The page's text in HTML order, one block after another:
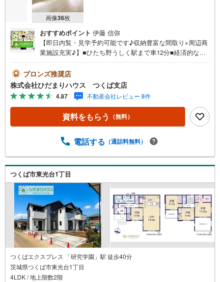
画像36枚
おすすめポイント 伊藤 信弥
【即日内覧・見学予約可能です♪収納豊富な間取り×周辺商
業施設充実♪】■ひたち野うしく駅まで車12分■経済的な都
育て環境良好未公開写真はひだまりハウスHPにて公開中♪
■つくば牛久ICへのアクセス良好です！■リビングと洋室が
続き間設計ですので、大空間を演出できます（＾O＾）■前
面道路幅6m☆車の出入りもラクラクできちゃいます（＾＾
♪ひだまりハウスについて・・。引渡し件数3.800件以上
信頼される理由◆宅地建物取引士 ◆ファイナンシャルプ
注文住宅の経験多くの資格を保有するスタッフ『お客様に
が不安に思う事、疑問に思う事何でもお話し頂き、頼りに
して下さい。ひだまりのような温かいお家を、一緒にお探
ししませんか？つくば市南中妻 新築戸建 ひたち野うし
く駅（車12分） 小野川小学校（徒歩23分） 谷田部東中
学校（徒歩44分）
ブロンズ推奨店
株式会社ひだまりハウス つくば支店
4.87 不動産会社レビュー 8件
資料をもらう （無料）
電話する （通話料無料）
つくば市東光台1丁目
つくばエクスプレス 「研究学園」駅 徒歩40分
茨城県つくば市東光台1丁目
4LDK / 地上階数2階